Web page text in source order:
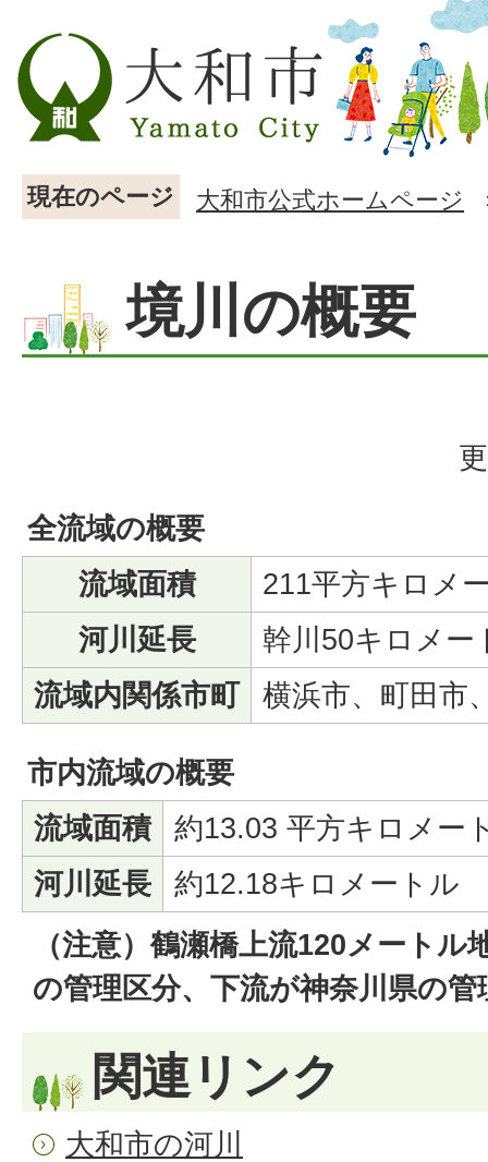
現在のページ 大和市公式ホームページ
境川の概要
全流域の概要
流域面積
211平方キロメ
河川延長
幹川50キロメー
流域内関係市町
横浜市、町田市
市内流域の概要
流域面積
約13.03 平方キロメー
河川延長
約12.18キロメートル
（注意）鶴瀬橋上流120メートル
の管理区分、下流が神奈川県の
関連リンク
大和市の河川